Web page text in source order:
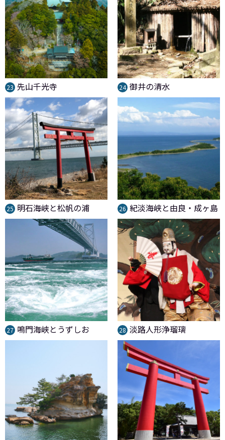
23 先山千光寺 24 御井の清水
25 明石海峡と松帆の浦 26 紀淡海峡と由良・成ヶ島
27 鳴門海峡とうずしお 28 淡路人形浄瑠璃